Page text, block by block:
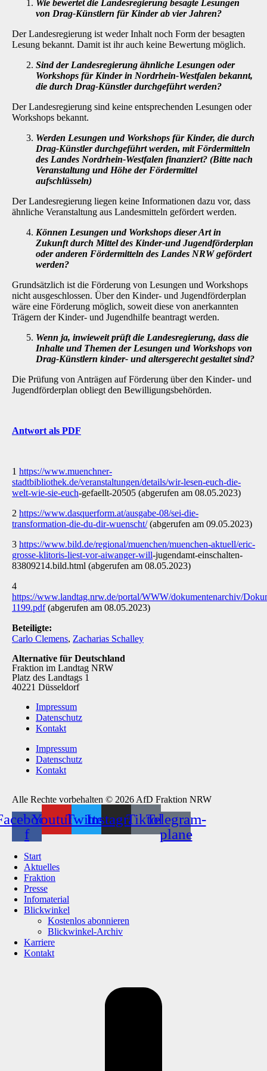
Wie bewertet die Landesregierung besagte Lesungen
von Drag-Künstlern für Kin­der ab vier Jahren?
Der Landesregierung ist weder Inhalt noch Form der besagten
Lesung bekannt. Damit ist ihr auch keine Bewertung möglich.
Sind der Landesregierung ähnliche Lesungen oder
Workshops für Kinder in Nord­rhein-Westfalen bekannt,
die durch Drag-Künstler durchgeführt werden?
Der Landesregierung sind keine entsprechenden Lesungen oder
Workshops bekannt.
Werden Lesungen und Workshops für Kinder, die durch
Drag-Künstler durchge­führt werden, mit Fördermitteln
des Landes Nordrhein-Westfalen finanziert? (Bitte nach
Veranstaltung und Höhe der Fördermittel
aufschlüsseln)
Der Landesregierung liegen keine Informationen dazu vor, dass
ähnliche Veranstaltung aus Landesmitteln gefördert werden.
Können Lesungen und Workshops dieser Art in
Zukunft durch Mittel des Kinder-und Jugendförderplan
oder anderen Fördermitteln des Landes NRW gefördert
wer­den?
Grundsätzlich ist die Förderung von Lesungen und Workshops
nicht ausgeschlossen. Über den Kinder- und Jugendförderplan
wäre eine Förderung möglich, soweit diese von anerkann­ten
Trägern der Kinder- und Jugendhilfe beantragt werden.
Wenn ja, inwieweit prüft die Landesregierung, dass die
Inhalte und Themen der Lesungen und Workshops von
Drag-Künstlern kinder- und altersgerecht gestaltet sind?
Die Prüfung von Anträgen auf Förderung über den Kinder- und
Jugendförderplan obliegt den Bewilligungsbehörden.
Antwort als PDF
1 https://www.muenchner-
stadtbibliothek.de/veranstaltungen/details/wir-lesen-euch-die-
welt-wie-sie-euch-gefaellt-20505 (abgerufen am 08.05.2023)
2 https://www.dasquerform.at/ausgabe-08/sei-die-
transformation-die-du-dir-wuenscht/(abgerufen am 09.05.2023)
3 https://www.bild.de/regional/muenchen/muenchen-aktuell/eric-
grosse-klitoris-liest-vor-aiwanger-will-jugendamt-einschalten-
83809214.bild.html (abgerufen am 08.05.2023)
4
https://www.landtag.nrw.de/portal/WWW/dokumentenarchiv/
1199.pdf(abgerufen am 08.05.2023)
Beteiligte:
Carlo Clemens, Zacharias Schalley
Alternative für Deutschland
Fraktion im Landtag NRW
Platz des Landtags 1
40221 Düsseldorf
Impressum
Datenschutz
Kontakt
Impressum
Datenschutz
Kontakt
Alle Rechte vorbehalten © 2026 AfD Fraktion NRW
f
YoutubeTwitterInstagramTiktokTelegram-
plane
Start
Aktuelles
Fraktion
Presse
Infomaterial
Blickwinkel
Kostenlos abonnieren
Blickwinkel-Archiv
Karriere
Kontakt